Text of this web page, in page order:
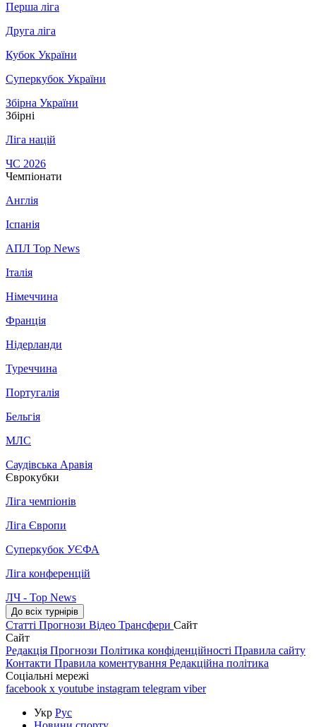
Перша ліга
Друга ліга
Кубок України
Суперкубок України
Збірна України
Збірні
Ліга націй
ЧС 2026
Чемпіонати
Англія
Іспанія
АПЛ Top News
Італія
Німеччина
Франція
Нідерланди
Туреччина
Португалія
Бельгія
МЛС
Саудівська Аравія
Єврокубки
Ліга чемпіонів
Ліга Європи
Суперкубок УЄФА
Ліга конференцій
ЛЧ - Top News
До всіх турнірів
Статті Прогнози Відео Трансфери Сайт
Сайт
Редакція Прогнози Політика конфіденційності Правила сайту
Контакти Правила коментування Редакційна політика
Соціальні мережі
facebook x youtube instagram telegram viber
Укр Рус